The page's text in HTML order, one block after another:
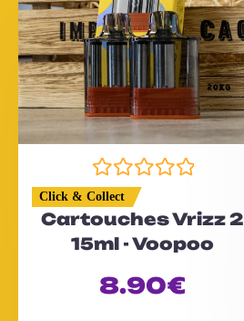
N
o
t
e
s
Click & Collect
Cartouches Vrizz 2
15ml - Voopoo
8.90€